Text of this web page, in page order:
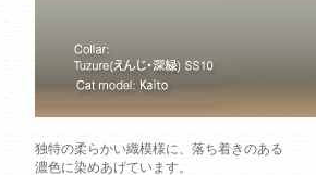
独特の柔らかい織模様に、落ち着きのある
濃色に染めあげています。